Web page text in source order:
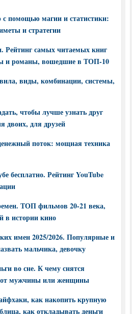
помощью магии и статистики:
и стратегии
Рейтинг самых читаемых книг
и романы, вошедшие в ТОП-10
виды, комбинации, системы,
чтобы лучше узнать друг
двоих, для друзей
поток: мощная техника
бесплатно. Рейтинг YouTube
ТОП фильмов 20-21 века,
в истории кино
имен 2025/2026. Популярные и
мальчика, девочку
во сне. К чему снятся
от мужчины или женщины
как накопить крупную
как откладывать деньги